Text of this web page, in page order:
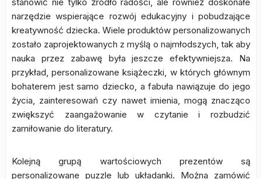
narzędzie wspierające rozwój edukacyjny i pobudzające
kreatywność dziecka. Wiele produktów personalizowanych
zostało zaprojektowanych z myślą o najmłodszych, tak aby
nauka przez zabawę była jeszcze efektywniejsza. Na
przykład, personalizowane książeczki, w których głównym
bohaterem jest samo dziecko, a fabuła nawiązuje do jego
życia, zainteresowań czy nawet imienia, mogą znacząco
zwiększyć zaangażowanie w czytanie i rozbudzić
zamiłowanie do literatury.
Kolejną grupą wartościowych prezentów są
personalizowane puzzle lub układanki. Można zamówić